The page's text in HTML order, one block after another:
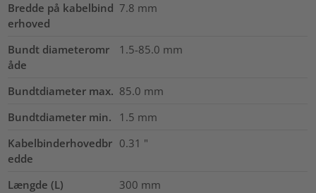
Bredde på kabelbind
erhoved
7.8 mm
Bundt diameteromr
åde
1.5-85.0 mm
Bundtdiameter max. 85.0 mm
Bundtdiameter min.
1.5 mm
Kabelbinderhovedbr
edde
0.31 "
Længde (L) 300 mm